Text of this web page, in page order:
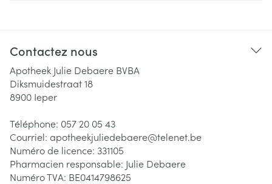
Contactez nous
Apotheek Julie Debaere BVBA
Diksmuidestraat 18
8900 Ieper
Téléphone: 057 20 05 43
Courriel: apotheekjuliedebaere@telenet.be
Numéro de licence: 331105
Pharmacien responsable: Julie Debaere
Numéro TVA: BE0414798625